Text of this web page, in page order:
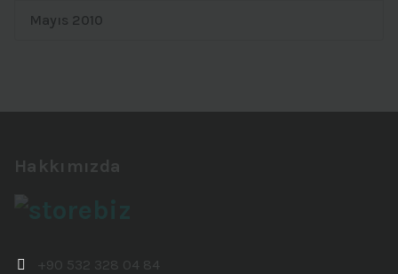
Mayıs 2010
Hakkımızda
+90 532 328 04 84